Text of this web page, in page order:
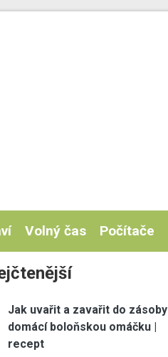
Volný čas Počítače
Jak uvařit a zavařit do zásoby
domácí boloňskou omáčku |
recept